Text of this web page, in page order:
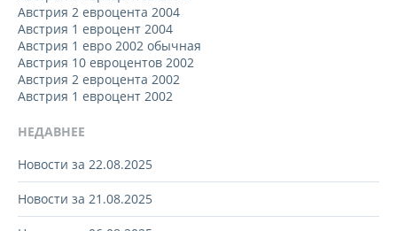
Австрия 2 евроцента 2004
Австрия 1 евроцент 2004
Австрия 1 евро 2002 обычная
Австрия 10 евроцентов 2002
Австрия 2 евроцента 2002
Австрия 1 евроцент 2002
НЕДАВНЕЕ
Новости за 22.08.2025
Новости за 21.08.2025